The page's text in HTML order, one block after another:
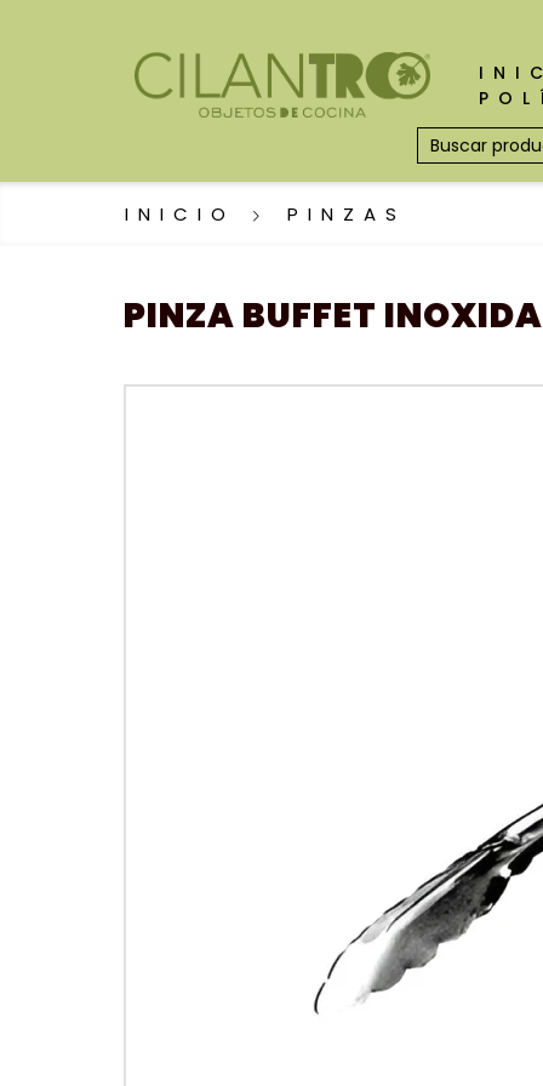
INICIO PINZAS
PINZA BUFFET